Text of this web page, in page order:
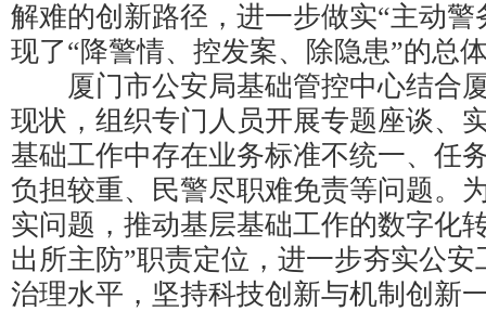
解难的创新路径，进一步做实“主动警
现了“降警情、控发案、除隐患”的总
厦门市公安局基础管控中心结合
现状，组织专门人员开展专题座谈、
基础工作中存在业务标准不统一、任
负担较重、民警尽职难免责等问题。
实问题，推动基层基础工作的数字化
出所主防”职责定位，进一步夯实公
治理水平，坚持科技创新与机制创新